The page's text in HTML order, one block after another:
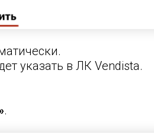
указать в ЛК Vendista.
.